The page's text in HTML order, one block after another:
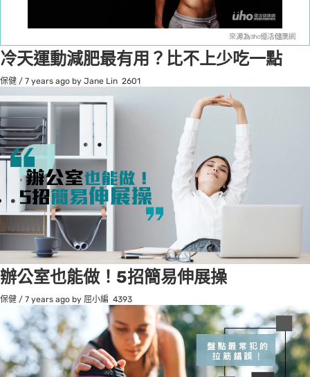
冷天運動減肥最有用？比不上少吃一點
保健 / 7 years ago by Jane Lin 2601
辦公室也能做！5招簡易伸展操
保健 / 7 years ago by 屈小編 4393